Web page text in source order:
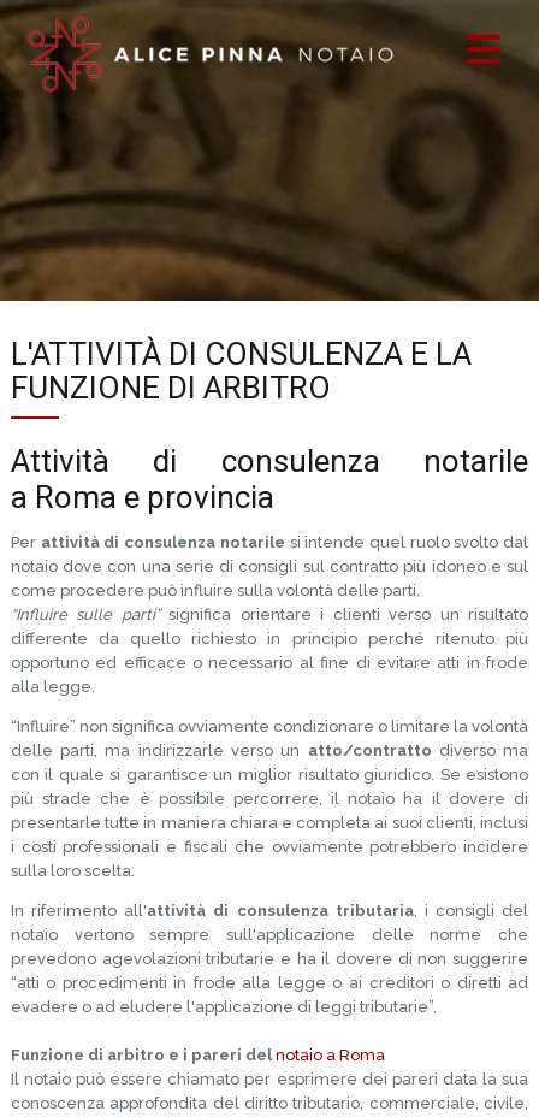
L'ATTIVITÀ DI CONSULENZA E LA
FUNZIONE DI ARBITRO
Attività di consulenza notarile
a Roma e provincia
Per attività di consulenza notarile si intende quel ruolo svolto dal
notaio dove con una serie di consigli sul contratto più idoneo e sul
come procedere può influire sulla volontà delle parti.
“Influire sulle parti”significa orientare i clienti verso un risultato
differente da quello richiesto in principio perché ritenuto più
opportuno ed efficace o necessario al fine di evitare atti in frode
alla legge.
“Influire” non significa ovviamente condizionare o limitare la volontà
delle parti, ma indirizzarle verso un atto/contratto diverso ma
con il quale si garantisce un miglior risultato giuridico. Se esistono
più strade che è possibile percorrere, il notaio ha il dovere di
presentarle tutte in maniera chiara e completa ai suoi clienti, inclusi
i costi professionali e fiscali che ovviamente potrebbero incidere
sulla loro scelta.
In riferimento all'attività di consulenza tributaria, i consigli del
notaio vertono sempre sull'applicazione delle norme che
prevedono agevolazioni tributarie e ha il dovere di non suggerire
“atti o procedimenti in frode alla legge o ai creditori o diretti ad
evadere o ad eludere l'applicazione di leggi tributarie”.
Funzione di arbitro e i pareri delnotaio a Roma
Il notaio può essere chiamato per esprimere dei pareri data la sua
conoscenza approfondita del diritto tributario, commerciale, civile,